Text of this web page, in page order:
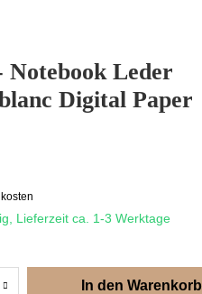
Notebook Leder
Digital Paper
Lieferzeit ca. 1-3 Werktage
In den Warenkorb